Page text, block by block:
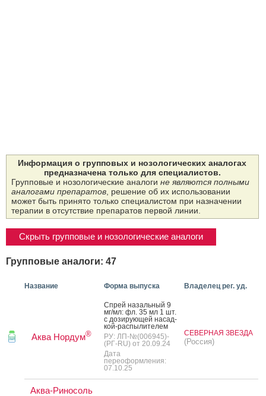
Информация о групповых и нозологических аналогах
предназначена только для специалистов.
Групповые и нозологические аналоги не являются полными
аналогами препаратов, решение об их использовании
может быть принято только специалистом при назначении
терапии в отсутствие препаратов первой линии.
Скрыть групповые и нозологические аналоги
Групповые аналоги: 47
Название Форма выпуска Владелец рег. уд.
Аква Нордум®
Спрей на­заль­ный 9
мг/мл: фл. 35 мл 1 шт.
с до­зиру­ющей на­сад­
кой-рас­пы­лите­лем
РУ: ЛП-№(006945)-
(РГ-RU) от 20.09.24
Дата
переоформления:
07.10.25
СЕВЕРНАЯ ЗВЕЗДА
(Россия)
Аква-Риносоль